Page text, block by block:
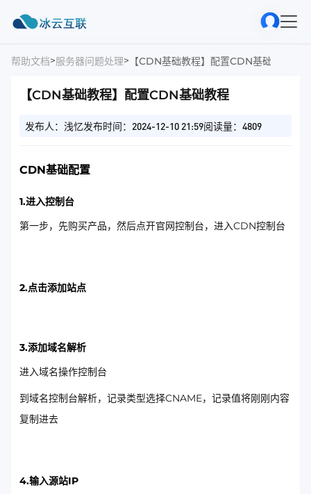
帮助文档>服务器问题处理> 【CDN基础教程】配置CDN基础教程
【CDN基础教程】配置CDN基础教程
发布人：浅忆发布时间：2024-12-10 21:59阅读量：4809
CDN基础配置
1.进入控制台
第一步，先购买产品，然后点开官网控制台，进入CDN控制台
2.点击添加站点
3.添加域名解析
进入域名操作控制台
到域名控制台解析，记录类型选择CNAME，记录值将刚刚内容
复制进去
4.输入源站IP